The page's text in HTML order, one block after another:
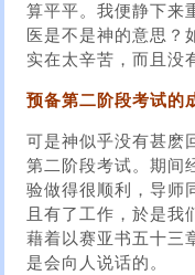
算平平。我便静下来
医是不是神的意思？
实在太辛苦，而且没
预备第二阶段考试的
可是神似乎没有甚麽
第二阶段考试。期间
验做得很顺利，导师
且有了工作，於是我
藉着以赛亚书五十三
是会向人说话的。